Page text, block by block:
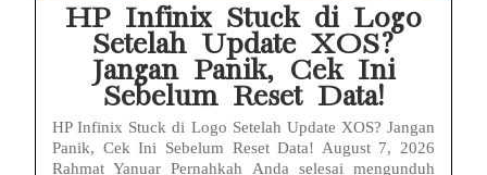
HP Infinix Stuck di Logo
Setelah Update XOS?
Jangan Panik, Cek Ini
Sebelum Reset Data!
HP Infinix Stuck di Logo Setelah Update XOS? Jangan
Panik, Cek Ini Sebelum Reset Data! August 7, 2026
Rahmat Yanuar Pernahkah Anda selesai mengunduh